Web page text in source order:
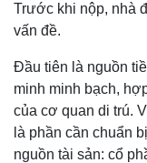
Trước khi nộp, nhà
vấn đề.
Đầu tiên là nguồn
minh minh bạch,
của cơ quan di trú.
là phần cần chuẩn
nguồn tài sản: cổ